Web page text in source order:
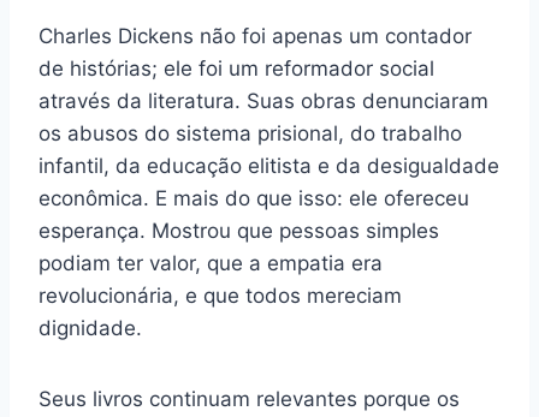
Charles Dickens não foi apenas um contador
de histórias; ele foi um reformador social
através da literatura. Suas obras denunciaram
os abusos do sistema prisional, do trabalho
infantil, da educação elitista e da desigualdade
econômica. E mais do que isso: ele ofereceu
esperança. Mostrou que pessoas simples
podiam ter valor, que a empatia era
revolucionária, e que todos mereciam
dignidade.
Seus livros continuam relevantes porque os